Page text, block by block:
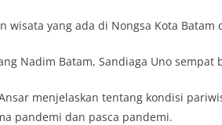
wisata yang ada di Nongsa Kota Batam
Nadim Batam, Sandiaga Uno
menjelaskan tentang kondisi
pandemi dan pasca pandemi.